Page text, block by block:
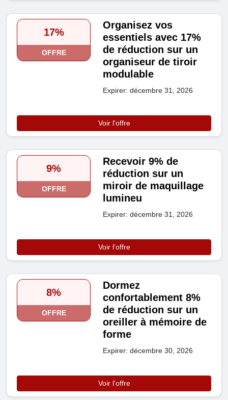
17%
OFFRE
Organisez vos
essentiels avec 17%
de réduction sur un
organiseur de tiroir
modulable
Expirer: décembre 31, 2026
Voir l'offre
9%
OFFRE
Recevoir 9% de
réduction sur un
miroir de maquillage
lumineu
Expirer: décembre 31, 2026
Voir l'offre
8%
OFFRE
Dormez
confortablement 8%
de réduction sur un
oreiller à mémoire de
forme
Expirer: décembre 30, 2026
Voir l'offre